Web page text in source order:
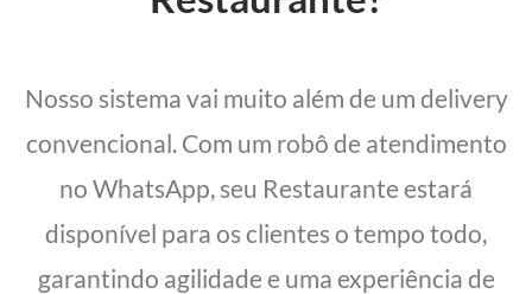
Nosso sistema vai muito além de um delivery
convencional. Com um robô de atendimento
no WhatsApp, seu Restaurante estará
disponível para os clientes o tempo todo,
garantindo agilidade e uma experiência de